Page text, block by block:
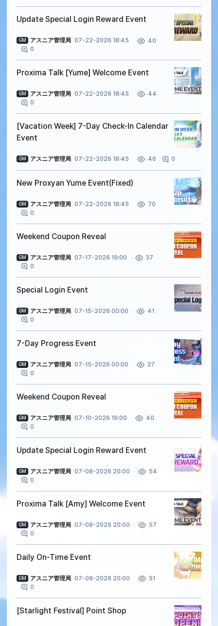
Update Special Login Reward Event
GM アスニア管理局 07-22-2026 18:45
40
0
Proxima Talk [Yume] Welcome Event
GM アスニア管理局 07-22-2026 18:45
44
0
[Vacation Week] 7-Day Check-In Calendar
Event
GM アスニア管理局 07-22-2026 18:45 46 0
New Proxyan Yume Event(Fixed)
GM アスニア管理局 07-22-2026 18:45
70
0
Weekend Coupon Reveal
GM アスニア管理局 07-17-2026 19:00
37
0
Special Login Event
GM アスニア管理局 07-15-2026 00:00
41
0
7-Day Progress Event
GM アスニア管理局 07-15-2026 00:00
37
0
Weekend Coupon Reveal
GM アスニア管理局 07-10-2026 19:00
40
0
Update Special Login Reward Event
GM アスニア管理局 07-08-2026 20:00
54
0
Proxima Talk [Amy] Welcome Event
GM アスニア管理局 07-08-2026 20:00
57
0
Daily On-Time Event
GM アスニア管理局 07-08-2026 20:00
51
0
[Starlight Festival] Point Shop